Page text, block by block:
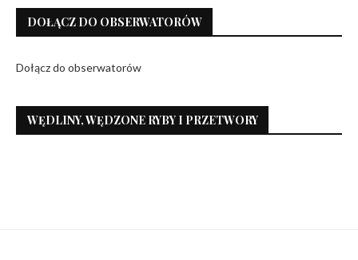
DOŁĄCZ DO OBSERWATORÓW
Dołącz do obserwatorów
WĘDLINY, WĘDZONE RYBY I PRZETWORY